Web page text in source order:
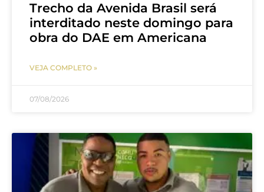
Trecho da Avenida Brasil será
interditado neste domingo para
obra do DAE em Americana
VEJA COMPLETO »
07/08/2026